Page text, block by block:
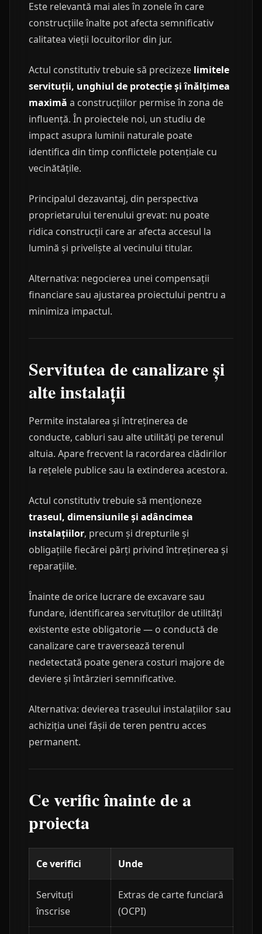
Este relevantă mai ales în zonele în care
construcțiile înalte pot afecta semnificativ
calitatea vieții locuitorilor din jur.
Actul constitutiv trebuie să precizeze limitele
servituții, unghiul de protecție și înălțimea
maximă a construcțiilor permise în zona de
influență. În proiectele noi, un studiu de
impact asupra luminii naturale poate
identifica din timp conflictele potențiale cu
vecinătățile.
Principalul dezavantaj, din perspectiva
proprietarului terenului grevat: nu poate
ridica construcții care ar afecta accesul la
lumină și priveliște al vecinului titular.
Alternativa: negocierea unei compensații
financiare sau ajustarea proiectului pentru a
minimiza impactul.
Servitutea de canalizare și
alte instalații
Permite instalarea și întreținerea de
conducte, cabluri sau alte utilități pe terenul
altuia. Apare frecvent la racordarea clădirilor
la rețelele publice sau la extinderea acestora.
Actul constitutiv trebuie să menționeze
traseul, dimensiunile și adâncimea
instalațiilor, precum și drepturile și
obligațiile fiecărei părți privind întreținerea și
reparațiile.
Înainte de orice lucrare de excavare sau
fundare, identificarea servituților de utilități
existente este obligatorie — o conductă de
canalizare care traversează terenul
nedetectată poate genera costuri majore de
deviere și întârzieri semnificative.
Alternativa: devierea traseului instalațiilor sau
achiziția unei fâșii de teren pentru acces
permanent.
Ce verific înainte de a
proiecta
Ce verifici Unde
Servituți
înscrise
Extras de carte funciară
(OCPI)